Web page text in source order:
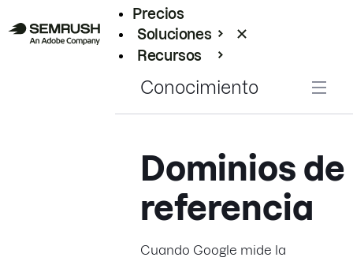
Precios
Soluciones
Recursos
Conocimiento
Dominios de
referencia
Cuando Google mide la